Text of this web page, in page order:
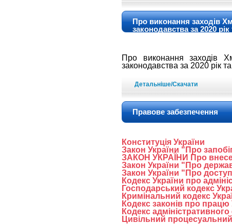
Про виконання заходів
законодавства за 2020
Про виконання заходів
законодавства за 2020 рік
Детальніше/Скачати
Правове забезпечення
Конституція України
Закон України "Про
ЗАКОН УКРАЇНИ Про
Закон України "Про
Закон України "Про
Кодекс України про
Господарський кодекс
Кримінальний кодекс
Кодекс законів про працю
Кодекс
Цивільний